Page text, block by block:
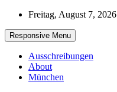
Skip
content
Freitag, August 7, 2026
Responsive Menu
Ausschreibungen
About
München